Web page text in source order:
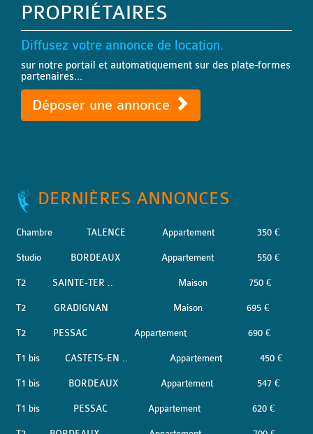
PROPRIÉTAIRES
Diffusez votre annonce de location.
sur notre portail et automatiquement sur des plate-formes
partenaires...
Déposer une annonce
DERNIÈRES ANNONCES
Chambre TALENCE Appartement 350 €
Studio BORDEAUX Appartement 550 €
T2 SAINTE-TER .. Maison 750 €
T2 GRADIGNAN Maison 695 €
T2 PESSAC Appartement 690 €
T1 bis CASTETS-EN .. Appartement 450 €
T1 bis BORDEAUX Appartement 547 €
T1 bis PESSAC Appartement 620 €